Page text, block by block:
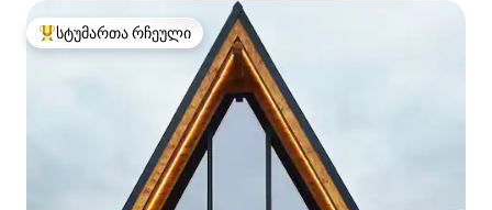
სტუმართა რჩეული მოწინავე ვარიანტი
სტუმართა რჩეული